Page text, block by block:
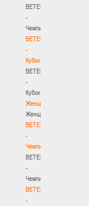
BETERA
-
Чемпионат
BETERA
-
Кубок
BETERA
-
Кубок
Женщины
Женщины
BETERA
-
Чемпионат
BETERA
-
Чемпионат
BETERA
-